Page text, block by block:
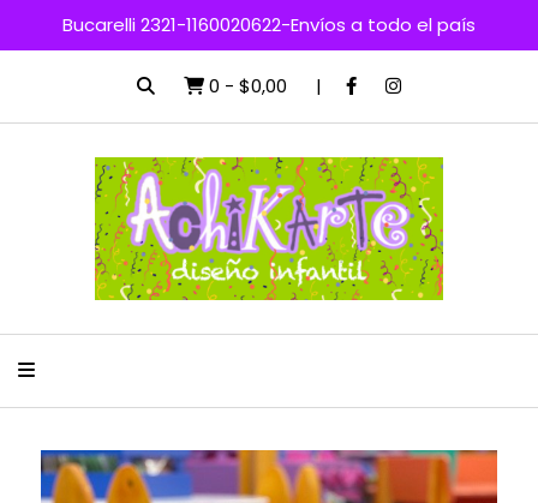
Bucarelli 2321-1160020622-Envíos a todo el país
0 - $0,00